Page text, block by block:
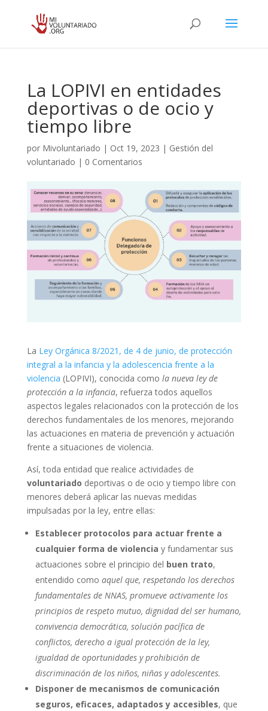
La LOPIVI en entidades
deportivas o de ocio y
tiempo libre
por Mivoluntariado | Oct 19, 2023 | Gestión del
voluntariado | 0 Comentarios
La Ley Orgánica 8/2021, de 4 de junio, de protección
integral a la infancia y la adolescencia frente a la
violencia (LOPIVI), conocida como la nueva ley de
protección a la infancia, refuerza todos aquellos
aspectos legales relacionados con la protección de los
derechos fundamentales de los menores, mejorando
las actuaciones en materia de prevención y actuación
frente a situaciones de violencia.
Así, toda entidad que realice actividades de
voluntariado deportivas o de ocio y tiempo libre con
menores deberá aplicar las nuevas medidas
impulsadas por la ley, entre ellas:
Establecer protocolos para actuar frente a
cualquier forma de violencia y fundamentar sus
actuaciones sobre el principio del buen trato,
entendido como aquel que, respetando los derechos
fundamentales de NNAS, promueve activamente los
principios de respeto mutuo, dignidad del ser humano,
convivencia democrática, solución pacífica de
conflictos, derecho a igual protección de la ley,
igualdad de oportunidades y prohibición de
discriminación de los niños, niñas y adolescentes.
Disponer de mecanismos de comunicación
seguros, eficaces, adaptados y accesibles, que